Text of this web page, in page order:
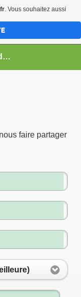
Camping à la ferme du lac de la Laure
faire partager
. Vous souhaitez aussi